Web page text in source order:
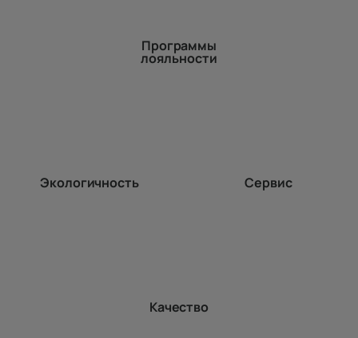
Программы
лояльности
Экологичность Сервис
Качество